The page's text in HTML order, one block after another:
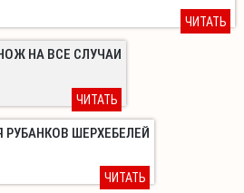
ЧИТАТЬ
НА ВСЕ СЛУЧАИ
ЧИТАТЬ
ШЕРХЕБЕЛЕЙ
ЧИТАТЬ